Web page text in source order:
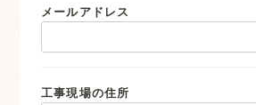
メールアドレス
工事現場の住所